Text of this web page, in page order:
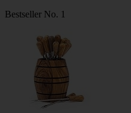
Bestseller No. 1